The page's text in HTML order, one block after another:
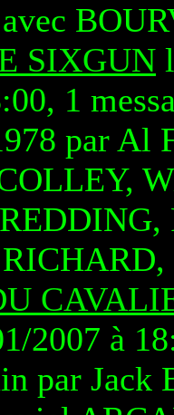
SIXGUN
1
par Al
2007 à
par Jack